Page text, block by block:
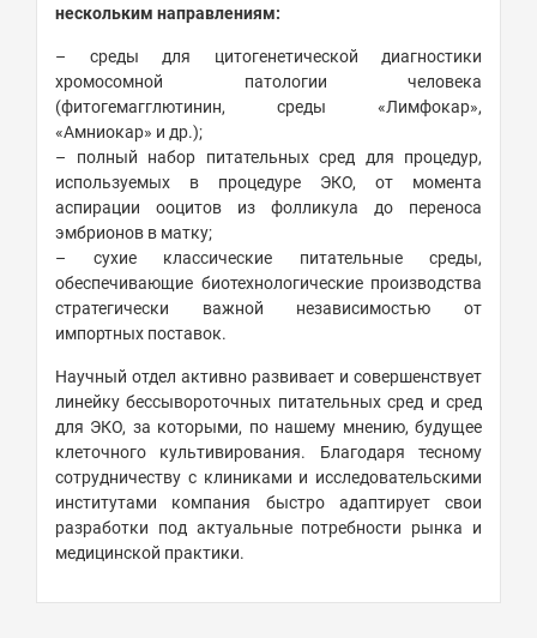
нескольким направлениям:
– среды для цитогенетической диагностики
хромосомной патологии человека
(фитогемагглютинин, среды «Лимфокар»,
«Амниокар» и др.);
– полный набор питательных сред для процедур,
используемых в процедуре ЭКО, от момента
аспирации ооцитов из фолликула до переноса
эмбрионов в матку;
– сухие классические питательные среды,
обеспечивающие биотехнологические производства
стратегически важной независимостью от
импортных поставок.
Научный отдел активно развивает и совершенствует
линейку бессывороточных питательных сред и сред
для ЭКО, за которыми, по нашему мнению, будущее
клеточного культивирования. Благодаря тесному
сотрудничеству с клиниками и исследовательскими
институтами компания быстро адаптирует свои
разработки под актуальные потребности рынка и
медицинской практики.